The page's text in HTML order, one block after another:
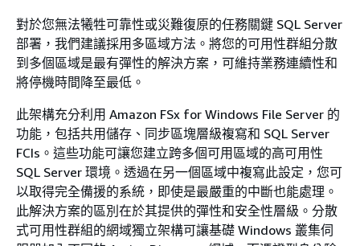
對於您無法犧牲可靠性或災難復原的任務關鍵 SQL Server
部署，我們建議採用多區域方法。將您的可用性群組分散
到多個區域是最有彈性的解決方案，可維持業務連續性和
將停機時間降至最低。
此架構充分利用 Amazon FSx for Windows File Server 的
功能，包括共用儲存、同步區塊層級複寫和 SQL Server
FCIs。這些功能可讓您建立跨多個可用區域的高可用性
SQL Server 環境。透過在另一個區域中複寫此設定，您可
以取得完全備援的系統，即使是最嚴重的中斷也能處理。
此解決方案的區別在於其提供的彈性和安全性層級。分散
式可用性群組的網域獨立架構可讓基礎 Windows 叢集伺